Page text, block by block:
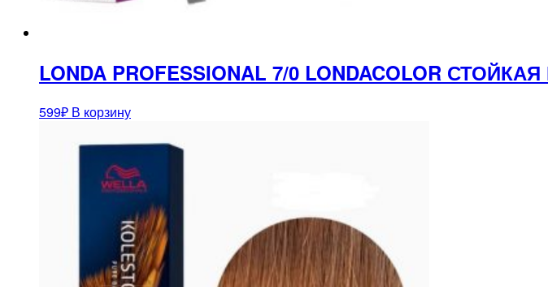
LONDA PROFESSIONAL 7/0 LONDACOLOR
599₽ В корзину